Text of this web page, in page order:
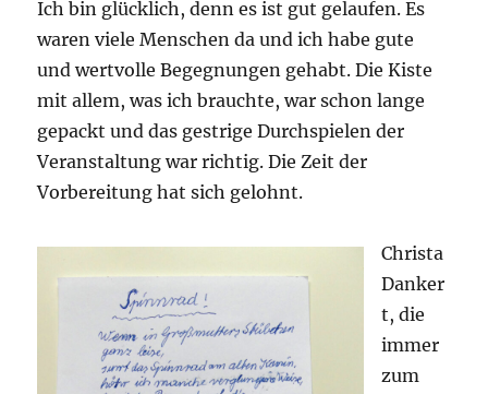
Ich bin glücklich, denn es ist gut gelaufen. Es
waren viele Menschen da und ich habe gute
und wertvolle Begegnungen gehabt. Die Kiste
mit allem, was ich brauchte, war schon lange
gepackt und das gestrige Durchspielen der
Veranstaltung war richtig. Die Zeit der
Vorbereitung hat sich gelohnt.
Christa
Danker
t, die
immer
zum